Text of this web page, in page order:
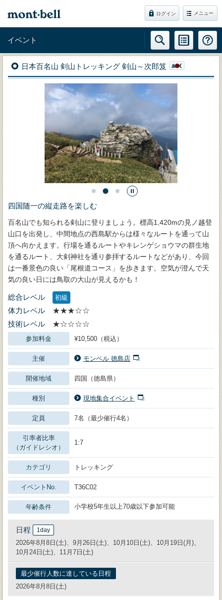
ログイン メニュー
イベント
日本百名山 剣山トレッキング 剣山～次郎笈
四国随一の縦走路を楽しむ
百名山でも知られる剣山に登りましょう。標高1,420mの見ノ越登
山口を出発し、中間地点の西島駅からは様々なルートを通って山
頂へ向かえます。行場を通るルートやキレンゲショウマの群生地
を通るルート、大剣神社を通り参拝するルートなどがあり、今回
は一番景色の良い「尾根道コース」を歩きます。空気が澄んで天
気の良い日には鳥取の大山が見えるかも！
総合レベル 初級
体力レベル
★★★☆☆
技術レベル
★☆☆☆☆
参加料金 ¥10,500（税込）
主催 モンベル 徳島店
開催地域 四国（徳島県）
種別 現地集合イベント
定員 7名（最少催行4名）
引率者比率
（ガイドレシオ）
1:7
カテゴリ トレッキング
イベントNo. T36C02
年齢条件 小学校5年生以上70歳以下参加可能
日程 1day
2026年8月8日(土)、9月26日(土)、10月10日(土)、10月19日(月)、
10月24日(土)、11月7日(土)
最少催行人数に達している日程
2026年8月8日(土)